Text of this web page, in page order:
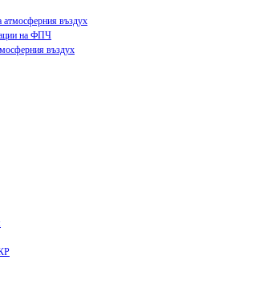
атмосферния въздух
на ФПЧ
въздух